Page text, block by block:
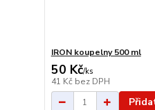
IRON koupelny 500 ml
50 Kč/ks
41 Kč bez DPH